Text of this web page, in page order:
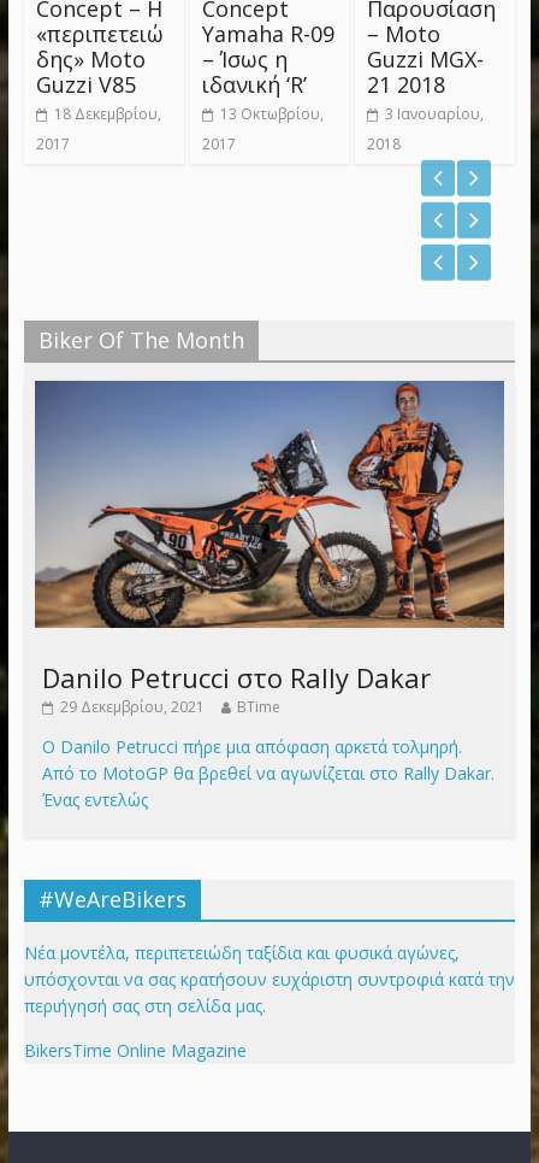
Concept – Η
«περιπετειώ
δης» Moto
Guzzi V85
18 Δεκεμβρίου,
2017
Concept
Yamaha R-09
– Ίσως η
ιδανική ‘R’
13 Οκτωβρίου,
2017
Παρουσίαση
– Moto
Guzzi MGX-
21 2018
3 Ιανουαρίου,
2018
Biker Of The Month
Danilo Petrucci στο Rally Dakar
29 Δεκεμβρίου, 2021 BTime
Ο Danilo Petrucci πήρε μια απόφαση αρκετά τολμηρή.
Από το MotoGP θα βρεθεί να αγωνίζεται στο Rally Dakar.
Ένας εντελώς
#WeAreBikers
Νέα μοντέλα, περιπετειώδη ταξίδια και φυσικά αγώνες,
υπόσχονται να σας κρατήσουν ευχάριστη συντροφιά κατά την
περιήγησή σας στη σελίδα μας.
BikersTime Online Magazine